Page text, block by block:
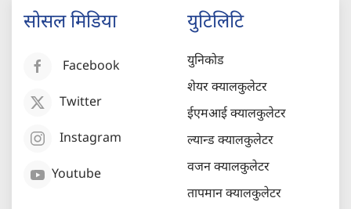
सोसल मिडिया
Facebook
Twitter
Instagram
Youtube
युटिलिटि
युनिकोड
शेयर क्यालकुलेटर
ईएमआई क्यालकुलेटर
ल्यान्ड क्यालकुलेटर
वजन क्यालकुलेटर
तापमान क्यालकुलेटर